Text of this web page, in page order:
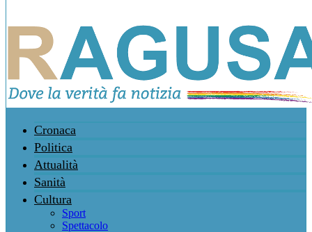
Cronaca
Politica
Attualità
Sanità
Cultura
Sport
Spettacolo